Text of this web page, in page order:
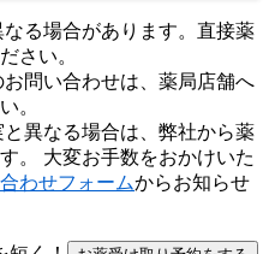
る場合があります。直接薬
さい。
問い合わせは、薬局店舗へ
。
異なる場合は、弊社から薬
。 大変お手数をおかけいた
わせフォームからお知らせ